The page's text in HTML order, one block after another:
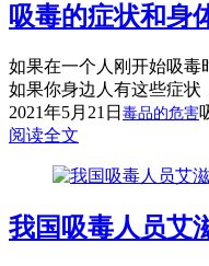
吸毒的症状和身
如果在一个人刚开始吸毒
如果你身边人有这些症状
2021年5月21日 毒品的危害
阅读全文
我国吸毒人员艾